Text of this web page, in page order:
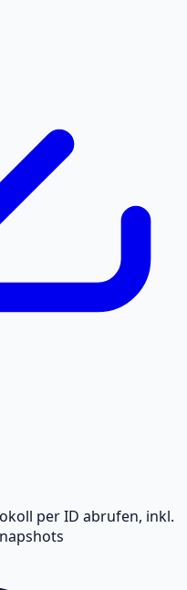
per ID abrufen, inkl.